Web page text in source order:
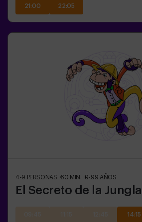
21:00 22:05
4-9 PERSONAS 60 MIN. 9-99 AÑOS
El Secreto de la Jungla
14:15